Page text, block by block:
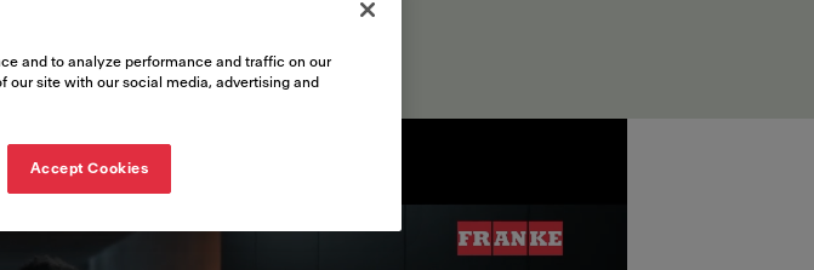
and to analyze performance and traffic on our
our site with our social media, advertising and
Accept Cookies